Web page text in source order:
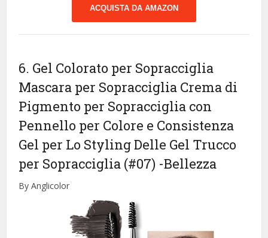
ACQUISTA DA AMAZON
6. Gel Colorato per Sopracciglia
Mascara per Sopracciglia Crema di
Pigmento per Sopracciglia con
Pennello per Colore e Consistenza
Gel per Lo Styling Delle Gel Trucco
per Sopracciglia (#07) -Bellezza
By Anglicolor